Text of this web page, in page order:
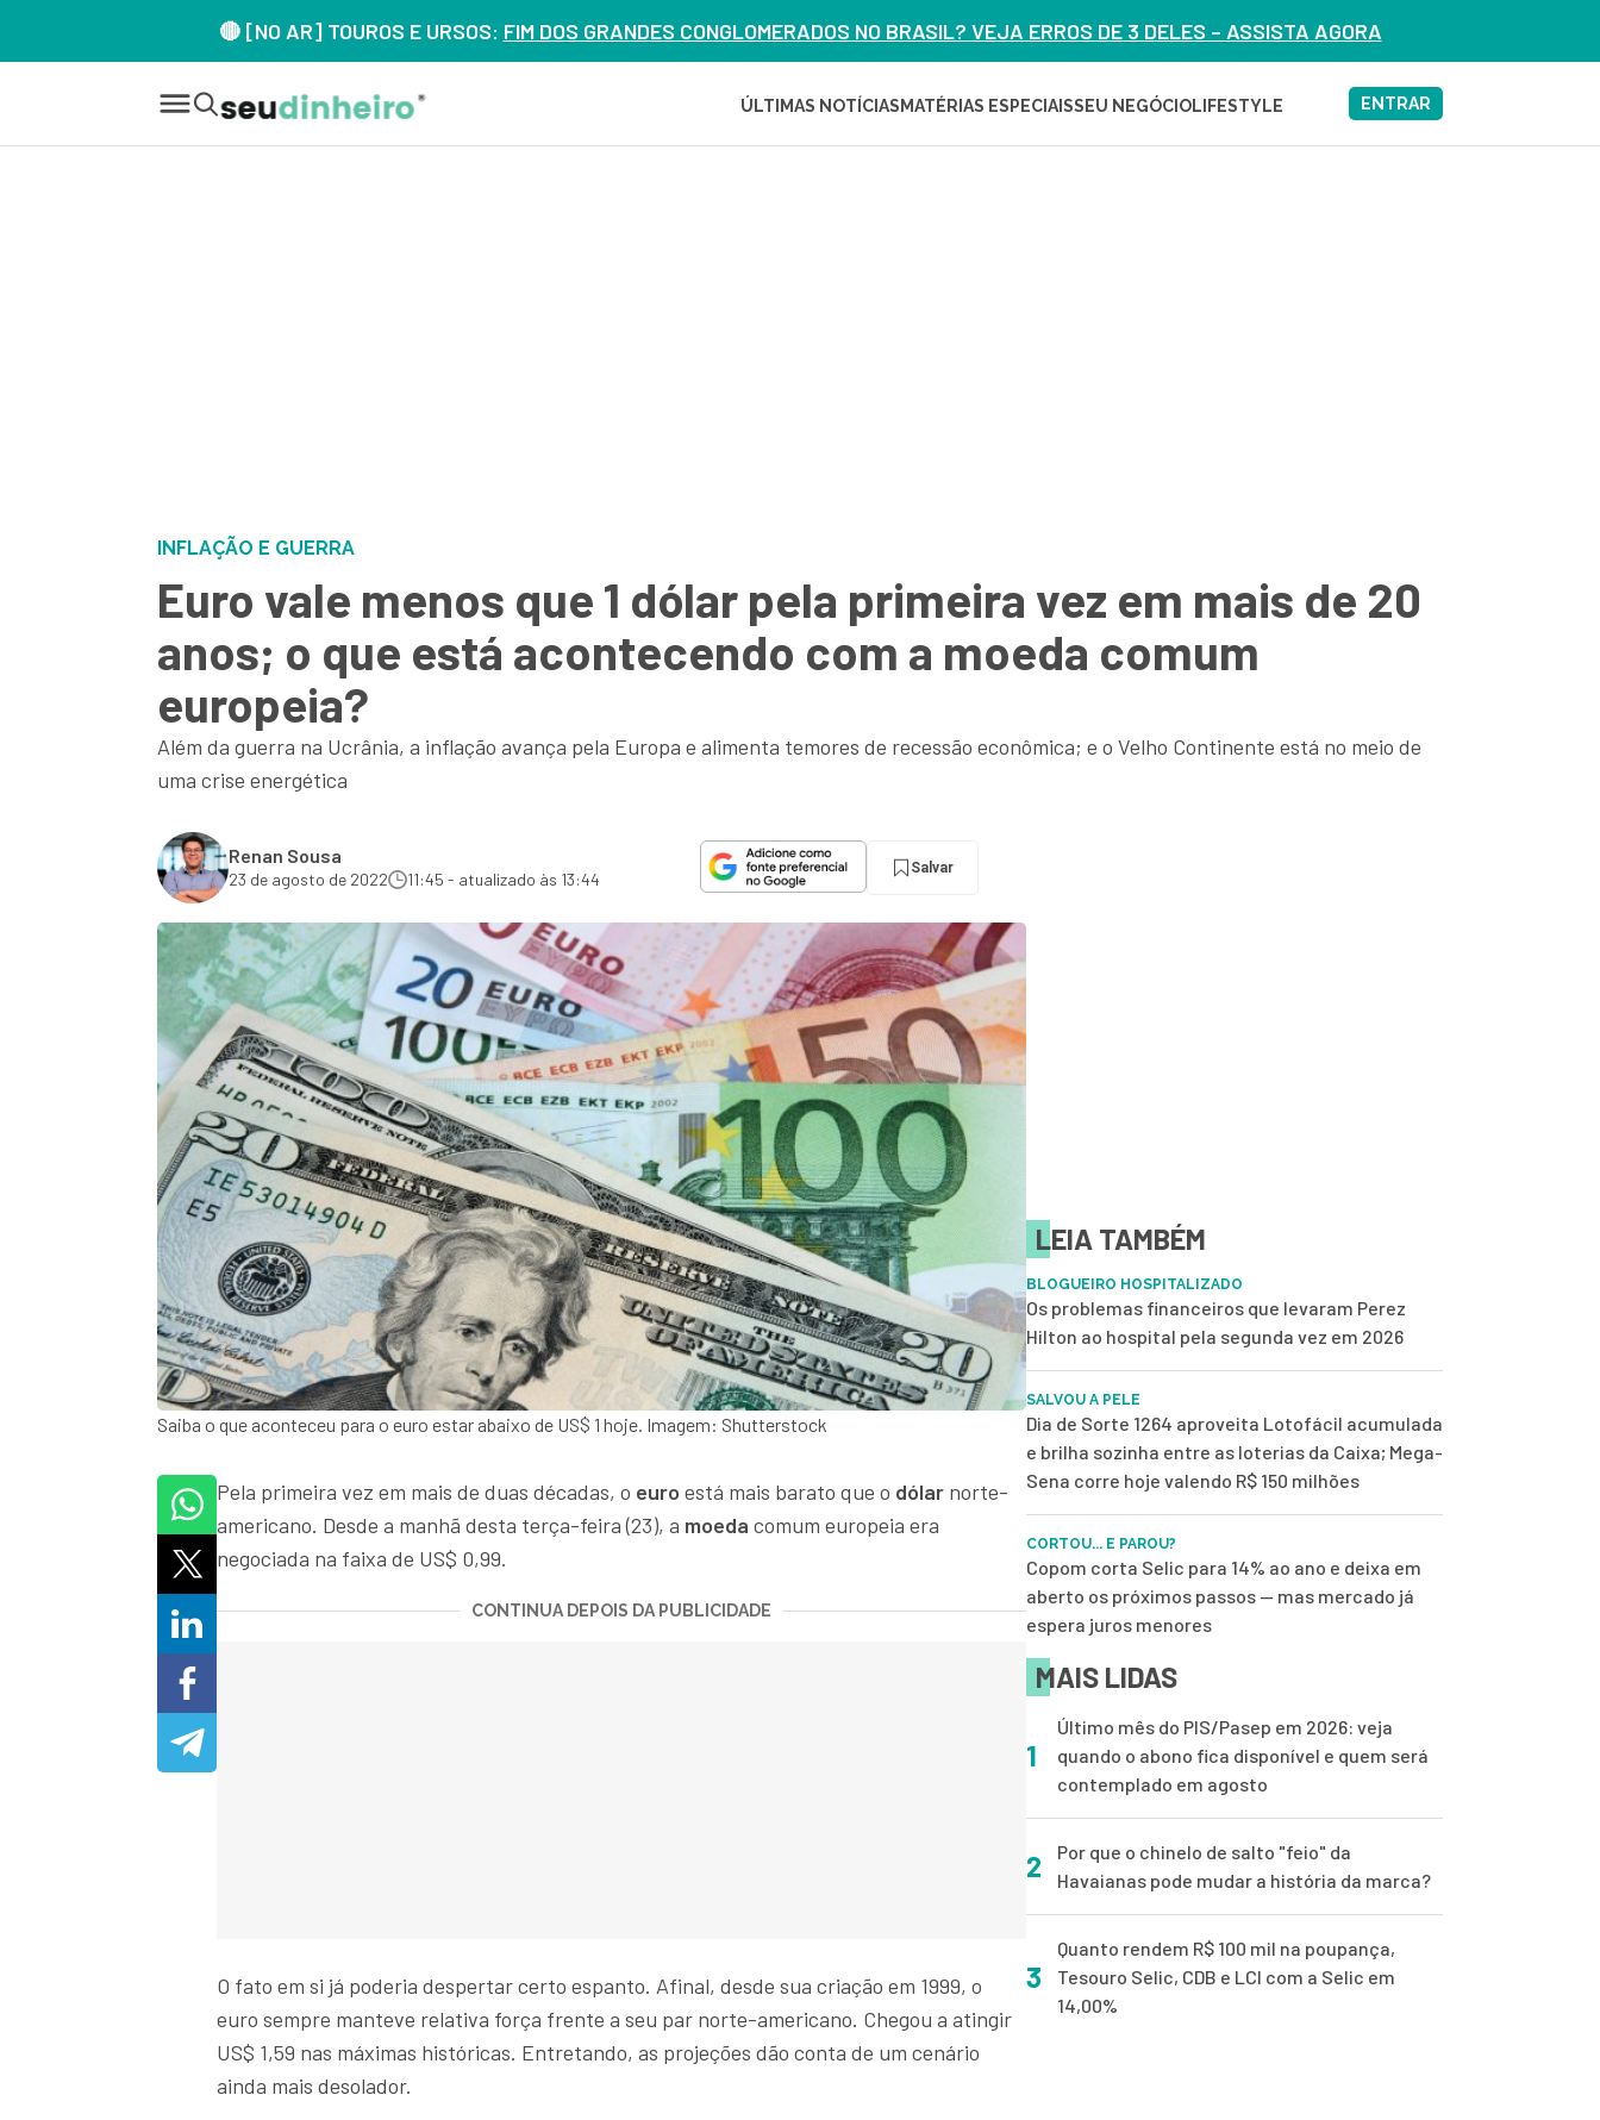
🔴 [NO AR] TOUROS E URSOS: FIM DOS GRANDES CONGLOMERADOS NO BRASIL? VEJA ERROS DE 3 DELES – ASSISTA AGORA
ÚLTIMAS NOTÍCIAS MATÉRIAS ESPECIAISSEU NEGÓCIOLIFESTYLE ENTRAR
INFLAÇÃO E GUERRA
Euro vale menos que 1 dólar pela primeira vez em mais de 20
anos; o que está acontecendo com a moeda comum
europeia?
Além da guerra na Ucrânia, a inflação avança pela Europa e alimenta temores de recessão econômica; e o Velho Continente está no meio de
uma crise energética
Renan Sousa
23 de agosto de 2022 11:45 - atualizado às 13:44
Salvar
Saiba o que aconteceu para o euro estar abaixo de US$ 1 hoje. Imagem: Shutterstock
Pela primeira vez em mais de duas décadas, o euro está mais barato que o dólar norte-
americano. Desde a manhã desta terça-feira (23), a moeda comum europeia era
negociada na faixa de US$ 0,99.
CONTINUA DEPOIS DA PUBLICIDADE
O fato em si já poderia despertar certo espanto. Afinal, desde sua criação em 1999, o
euro sempre manteve relativa força frente a seu par norte-americano. Chegou a atingir
US$ 1,59 nas máximas históricas. Entretando, as projeções dão conta de um cenário
ainda mais desolador.
LEIA TAMBÉM
BLOGUEIRO HOSPITALIZADO
Os problemas financeiros que levaram Perez
Hilton ao hospital pela segunda vez em 2026
SALVOU A PELE
Dia de Sorte 1264 aproveita Lotofácil acumulada
e brilha sozinha entre as loterias da Caixa; Mega-
Sena corre hoje valendo R$ 150 milhões
CORTOU... E PAROU?
Copom corta Selic para 14% ao ano e deixa em
aberto os próximos passos — mas mercado já
espera juros menores
MAIS LIDAS
1
Último mês do PIS/Pasep em 2026: veja
quando o abono fica disponível e quem será
contemplado em agosto
2
Por que o chinelo de salto "feio" da
Havaianas pode mudar a história da marca?
3
Quanto rendem R$ 100 mil na poupança,
Tesouro Selic, CDB e LCI com a Selic em
14,00%